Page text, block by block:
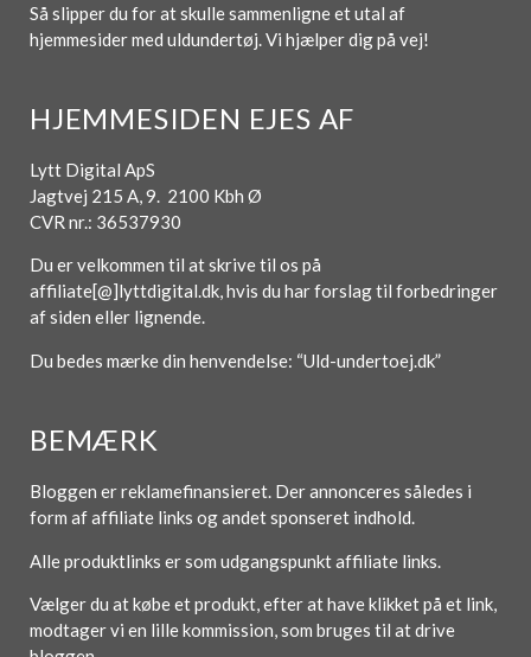
Så slipper du for at skulle sammenligne et utal af
hjemmesider med uldundertøj. Vi hjælper dig på vej!
HJEMMESIDEN EJES AF
Lytt Digital ApS
Jagtvej 215 A, 9. 2100 Kbh Ø
CVR nr.: 36537930
Du er velkommen til at skrive til os på
affiliate[@]lyttdigital.dk, hvis du har forslag til forbedringer
af siden eller lignende.
Du bedes mærke din henvendelse: “Uld-undertoej.dk”
BEMÆRK
Bloggen er reklamefinansieret. Der annonceres således i
form af affiliate links og andet sponseret indhold.
Alle produktlinks er som udgangspunkt affiliate links.
Vælger du at købe et produkt, efter at have klikket på et link,
modtager vi en lille kommission, som bruges til at drive